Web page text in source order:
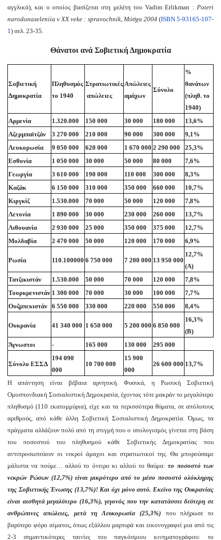
αγγλικά), και ο οποίος βασίζεται στη μελέτη του Vadim Erlikman : Poteri
narodonaseleniia v XX veke : spravochnik, Μόσχα 2004 (ISBN 5-93165-107-
1 ) σελ. 23-35.
Θάνατοι ανά Σοβιετική Δημοκρατία
Σοβιετική
Δημοκρατία
Πληθυσμός
το 1940
Στρατιωτικές
απώλειες
Απώλειες
αμάχων
Σύνολο
%
θανάτων
(πληθ. το
1940)
Αρμενία
1.320.000 150 000 30 000 180 000
13,6%
Αζερμπαϊτζάν
3 270 000 210 000 90 000 300 000
9,1%
Λευκορωσία
9 050 000 620 000 1 670 000 2 290 000
25,3%
Εσθονία
1 050 000 30 000 50 000 80 000
7,6%
Γεωργία
3 610 000 190 000 110 000 300 000
8,3%
Καζάκ
6 150 000 310 000 350 000 660 000
10,7%
Κιργκίζ
1.530.000 70 000 50 000 120 000
7,8%
Λετονία
1 890 000 30 000 230 000 260 000
13,7%
Λιθουανία
2 930 000 25 000 350 000 375 000
12,7%
Μολδαβία
2 470 000 50 000 120 000 170 000 6,9%
Ρωσία 110.100000 6 750 000 7 200 000 13 950 000
12,7%
(A)
Τατζικιστάν
1.530.000 50 000 70 000 120 000
7,8%
Τουρκμενιστάν 1 300 000 70 000 30 000 100 000
7,7%
Ουζμπεκιστάν 6 550 000 330 000 220 000 550 000 8,4%
Ουκρανία 41 340 000 1 650 000 5 200 000 6 850 000
16,3%
(B)
Άγνωστοι
- 165 000 130 000 295 000
Σύνολο ΕΣΣΔ
194 090
000
10 700 000
15 900
000
26 600 000 13,7%
Η απάντηση είναι βέβαια αρνητική. Φυσικά, η Ρωσική Σοβιετική
Ομοσπονδιακή Σοσιαλιστική Δημοκρατία, έχοντας τότε μακράν το μεγαλύτερο
πληθυσμό (110 εκατομμύρια), είχε και τα περισσότερα θύματα, σε απόλυτους
αριθμούς, από κάθε άλλη Σοβιετική Σοσιαλιστική Δημοκρατία. Όμως, τα
πράγματα αλλάζουν πολύ από τη στιγμή που ο υπολογισμός γίνεται στη βάση
του ποσοστού του πληθυσμού κάθε Σοβιετικής Δημοκρατίας που
αντιπροσωπεύουν οι νεκροί άμαχοι και στρατιωτικοί της. Θα μπορούσαμε
μάλιστα να πούμε… αλλού το όνειρο κι αλλού το θαύμα:το ποσοστό των
νεκρών Ρώσων (12,7%) είναι μικρότερο από το μέσο ποσοστό ολόκληρης
της Σοβιετικής Ένωσης (13,7%)! Και όχι μόνο αυτό. Εκείνο της Ουκρανίας
είναι αισθητά μεγαλύτερο (16,3%), γεγονός που την κατατάσσει δεύτερη σε
ανθρώπινες απώλειες, μετά τη Λευκορωσία(25,3%) που πλήρωσε το
βαρύτερο φόρο αίματος, όπως εξάλλου μαρτυρά και εικονογραφεί μια από τις
2-3 σημαντικότερες ταινίες του παγκόσμιου κινηματογράφου: το